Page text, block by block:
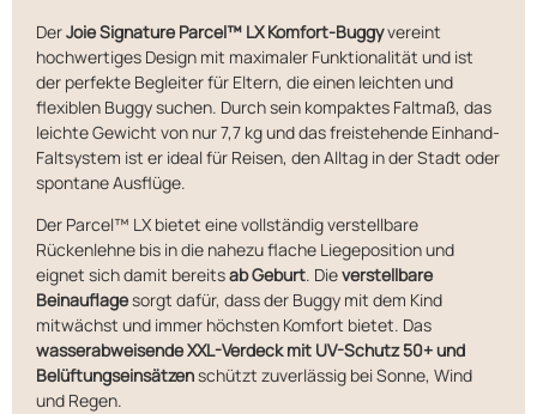
DerJoie Signature Parcel™ LX Komfort-Buggyvereint
hochwertiges Design mit maximaler Funktionalität und ist
der perfekte Begleiter für Eltern, die einen leichten und
flexiblen Buggy suchen. Durch sein kompaktes Faltmaß, das
leichte Gewicht von nur 7,7 kg und das freistehende Einhand-
Faltsystem ist er ideal für Reisen, den Alltag in der Stadt oder
spontane Ausflüge.
Der Parcel™ LX bietet eine vollständig verstellbare
Rückenlehne bis in die nahezu flache Liegeposition und
eignet sich damit bereitsab Geburt. Dieverstellbare
Beinauflagesorgt dafür, dass der Buggy mit dem Kind
mitwächst und immer höchsten Komfort bietet. Das
wasserabweisende XXL-Verdeck mit UV-Schutz 50+ und
Belüftungseinsätzenschützt zuverlässig bei Sonne, Wind
und Regen.